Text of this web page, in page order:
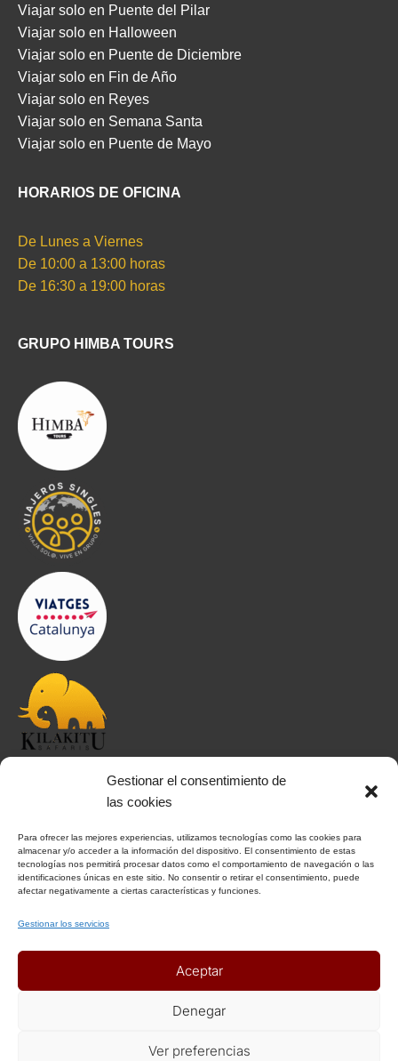
Gestionar el consentimiento de
las cookies
Para ofrecer las mejores experiencias, utilizamos tecnologías como las cookies para
almacenar y/o acceder a la información del dispositivo. El consentimiento de estas
tecnologías nos permitirá procesar datos como el comportamiento de navegación o las
identificaciones únicas en este sitio. No consentir o retirar el consentimiento, puede
afectar negativamente a ciertas características y funciones.
Gestionar los servicios
Aceptar
Denegar
Ver preferencias
Viajar solo en Puente del Pilar
Viajar solo en Halloween
Viajar solo en Puente de Diciembre
Viajar solo en Fin de Año
Viajar solo en Reyes
Viajar solo en Semana Santa
Viajar solo en Puente de Mayo
HORARIOS DE OFICINA
De Lunes a Viernes
De 10:00 a 13:00 horas
De 16:30 a 19:00 horas
GRUPO HIMBA TOURS
INFORMACIÓN
Aviso Legal
Política de Privacidad
Política de Cookies
ENLACES DE INTERÉS
Recomendaciones de viaje del Ministerio de Exterior